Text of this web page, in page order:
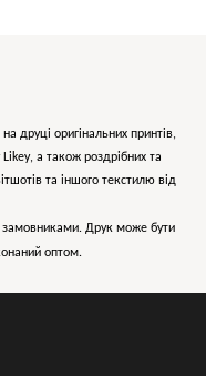
друці оригінальних принтів,
Likey, а також роздрібних та
та іншого текстилю від
Друк може бути
оптом.